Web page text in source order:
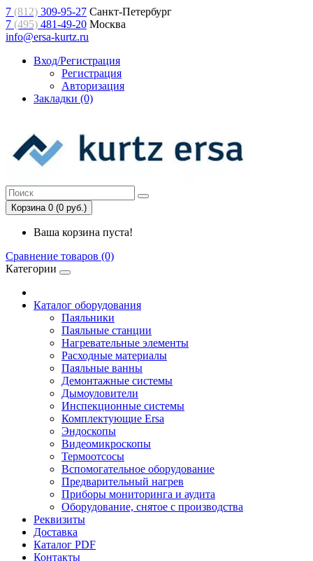
7 (812) 309-95-27 Санкт-Петербург
7 (495) 481-49-20 Москва
info@ersa-kurtz.ru
Вход/Регистрация
Регистрация
Авторизация
Закладки (0)
Корзина 0 (0 руб.)
Ваша корзина пуста!
Сравнение товаров (0)
Категории
Каталог оборудования
Паяльники
Паяльные станции
Нагревательные элементы
Расходные материалы
Паяльные ванны
Демонтажные системы
Дымоуловители
Инспекционные системы
Комплектующие Ersa
Эндоскопы
Видеомикроскопы
Термоотсосы
Вспомогательное оборудование
Предварительный нагрев
Приборы мониторинга и аудита
Оборудование, снятое с производства
Реквизиты
Доставка
Каталог PDF
Контакты